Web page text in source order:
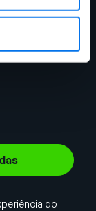
do